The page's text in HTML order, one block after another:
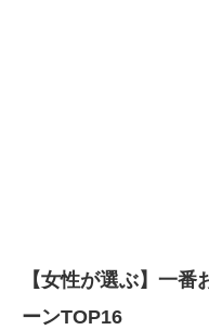
【女性が選ぶ】一
ーンTOP16